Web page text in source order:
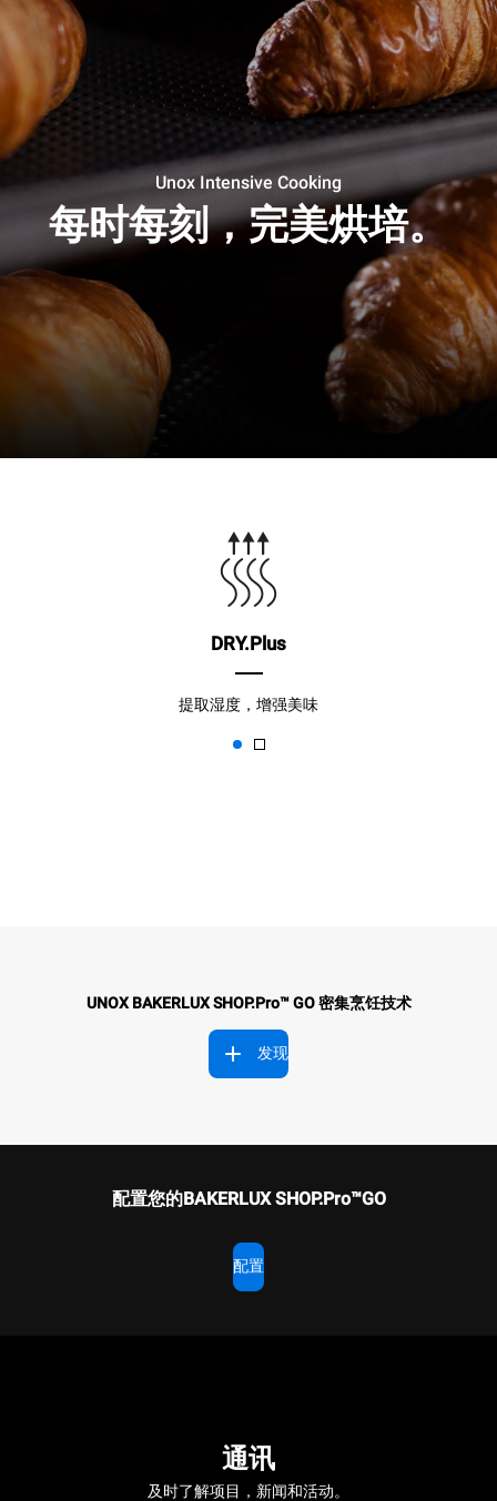
Unox Intensive Cooking
每时每刻，完美烘培。
DRY.Plus
提取湿度，增强美味
UNOX BAKERLUX SHOP.Pro™ GO 密集烹饪技术
发现
配置您的BAKERLUX SHOP.Pro™GO
配置
通讯
及时了解项目，新闻和活动。